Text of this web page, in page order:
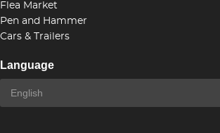
Flea Market
Pen and Hammer
Cars & Trailers
Language